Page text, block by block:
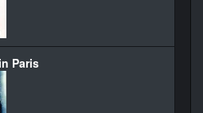
Paris